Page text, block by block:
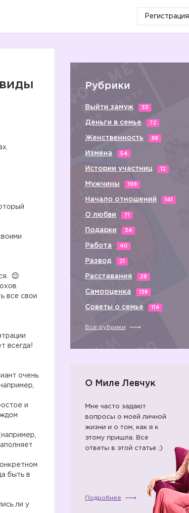
Регистрация
все свои
всегда!
очень
и
быть в
ли у
Рубрики
Выйти замуж 33
Деньги в семье 72
Женственность 88
Измена 54
Истории участниц 12
Мужчины 198
Начало отношений 141
О любви 71
Подарки 34
Работа 40
Развод 21
Расставания 28
Самооценка 138
Советы о семье 114
Все рубрики
О Миле Левчук
Мне часто задают
вопросы о моей личной
жизни и о том, как я к
этому пришла. Все
ответы в этой статье ;)
Подробнее